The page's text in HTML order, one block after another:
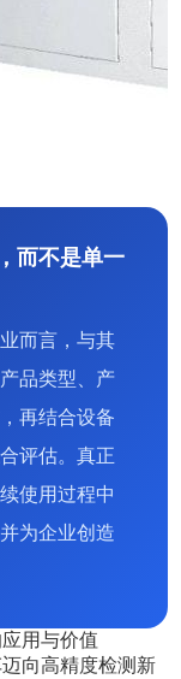
而不是单一
而言，与其
品类型、产
再结合设备
评估。真正
使用过程中
为企业创造
用与价值
向高精度检测新